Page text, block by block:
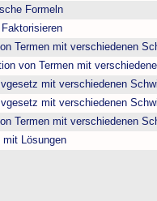
Formeln
Termen mit verschiedenen
von Termen mit
mit verschiedenen
mit verschiedenen
Termen mit verschiedenen
mit Lösungen